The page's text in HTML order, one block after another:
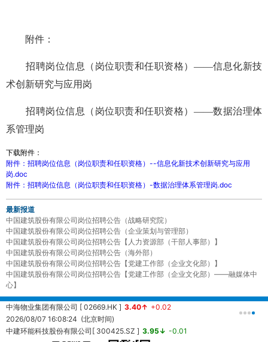
附件：
招聘岗位信息（岗位职责和任职资格）——信息化新技
术创新研究与应用岗
招聘岗位信息（岗位职责和任职资格）——数据治理体
系管理岗
下载附件：
附件：招聘岗位信息（岗位职责和任职资格）--信息化新技术创新研究与应用
岗.doc
附件：招聘岗位信息（岗位职责和任职资格）-数据治理体系管理岗.doc
最新报道
中国建筑股份有限公司岗位招聘公告（战略研究院）
中国建筑股份有限公司岗位招聘公告（企业策划与管理部）
中国建筑股份有限公司岗位招聘公告【人力资源部（干部人事部）】
中国建筑股份有限公司岗位招聘公告（海外部）
中国建筑股份有限公司岗位招聘公告【党建工作部（企业文化部）】
中国建筑股份有限公司岗位招聘公告【党建工作部（企业文化部）——融媒体中
心】
中海物业集团有限公司 [ 02669.HK ] 3.40↑ +0.02
2026/08/07 16:08:24 (北京时间)
中建环能科技股份有限公司[ 300425.SZ ] 3.95↓ -0.01